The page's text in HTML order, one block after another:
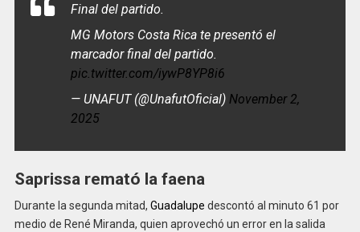
Final del partido.
MG Motors Costa Rica te presentó el
marcador final del partido.
pic.twitter.com/iywP8YP8i6
— UNAFUT (@UnafutOficial) November 2,
2025
Saprissa remató la faena
Durante la segunda mitad, Guadalupe descontó al minuto 61 por
medio de René Miranda, quien aprovechó un error en la salida